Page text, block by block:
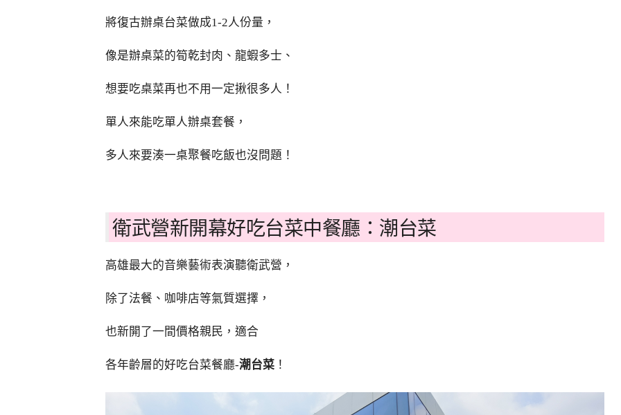
將復古辦桌台菜做成1-2人份量，
像是辦桌菜的筍乾封肉、龍蝦多士、
想要吃桌菜再也不用一定揪很多人！
單人來能吃單人辦桌套餐，
多人來要湊一桌聚餐吃飯也沒問題！
衛武營新開幕好吃台菜中餐廳：潮台菜
高雄最大的音樂藝術表演聽衛武營，
除了法餐、咖啡店等氣質選擇，
也新開了一間價格親民，適合
各年齡層的好吃台菜餐廳-潮台菜 ！